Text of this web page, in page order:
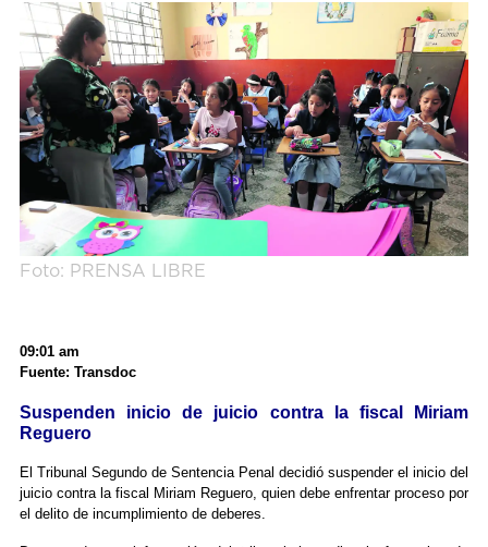
Foto: PRENSA LIBRE
09:01 am
Fuente: Transdoc
Suspenden inicio de juicio contra la fiscal Miriam
Reguero
El Tribunal Segundo de Sentencia Penal decidió suspender el inicio del
juicio contra la fiscal Miriam Reguero, quien debe enfrentar proceso por
el delito de incumplimiento de deberes.